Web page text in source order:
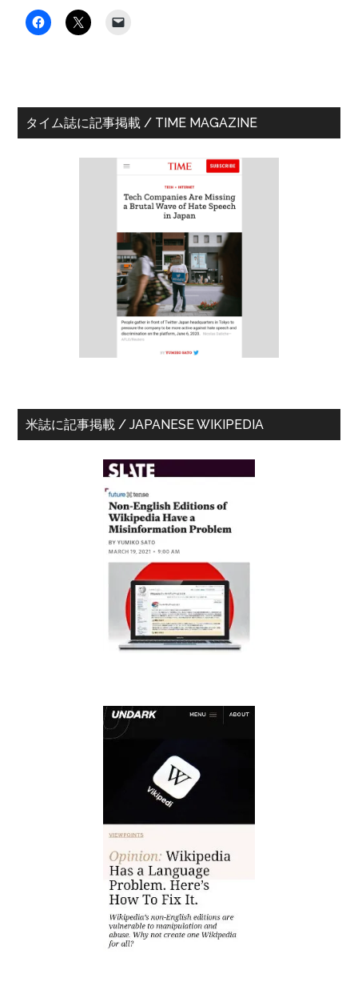
最
タイム誌に記事掲載 / TIME MAGAZINE
米誌に記事掲載 / JAPANESE WIKIPEDIA